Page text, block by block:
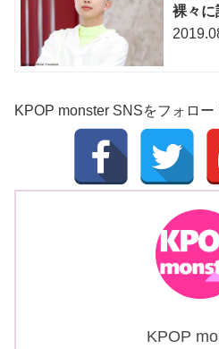
裸々に
KPOP monster SNSをフォロー
KPOP